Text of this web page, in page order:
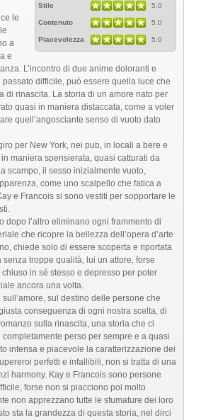
Stile 5.0
Contenuto 5.0
Piacevolezza 5.0
le
a
e
L’incontro di due anime doloranti e
difficile, può essere quella luce che
di rinascita. La storia di un amore nato per
quasi in maniera distaccata, come a voler
quell’angosciante senso di vuoto dato
per New York, nei pub, in locali a bere e
maniera spensierata, quasi catturati da
scampo, il sesso inizialmente vuoto,
come uno scalpello che fatica a
e Francois si sono vestiti per sopportare le
dopo l’altro eliminano ogni frammento di
che ricopre la bellezza dell’opera d’arte
chiede solo di essere scoperta e riportata
troppe qualità, lui un attore, forse
in sé stesso e depresso per poter
ancora una volta.
sul destino delle persone che
conseguenza di ogni nostra scelta, di
sulla rinascita, una storia che ci
perso per sempre e a quasi
intensa e piacevole la caratterizzazione dei
perfetti e infallibili, non si tratta di una
harmony. Kay e Francois sono persone
forse non si piacciono poi molto
non apprezzano tutte le sfumature dei loro
sta la grandezza di questa storia, nel dirci